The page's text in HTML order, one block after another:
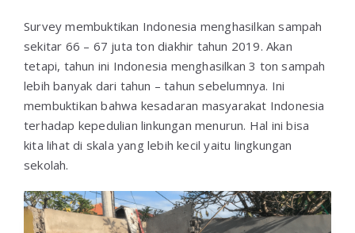
Survey membuktikan Indonesia menghasilkan sampah
sekitar 66 – 67 juta ton diakhir tahun 2019. Akan
tetapi, tahun ini Indonesia menghasilkan 3 ton sampah
lebih banyak dari tahun – tahun sebelumnya. Ini
membuktikan bahwa kesadaran masyarakat Indonesia
terhadap kepedulian linkungan menurun. Hal ini bisa
kita lihat di skala yang lebih kecil yaitu lingkungan
sekolah.